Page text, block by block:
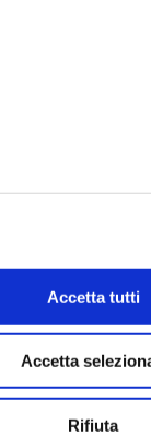
Accetta tutti
Accetta
Rifiuta
Googl
misurare
delle
del sito